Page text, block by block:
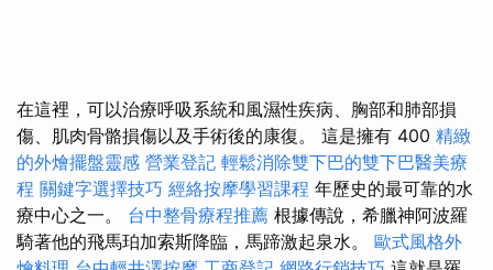
在這裡，可以治療呼吸系統和風濕性疾病、胸部和肺部損
傷、肌肉骨骼損傷以及手術後的康復。 這是擁有 400 精緻
的外燴擺盤靈感 營業登記 輕鬆消除雙下巴的雙下巴醫美療
程 關鍵字選擇技巧 經絡按摩學習課程 年歷史的最可靠的水
療中心之一。 台中整骨療程推薦 根據傳說，希臘神阿波羅
騎著他的飛馬珀加索斯降臨，馬蹄激起泉水。 歐式風格外